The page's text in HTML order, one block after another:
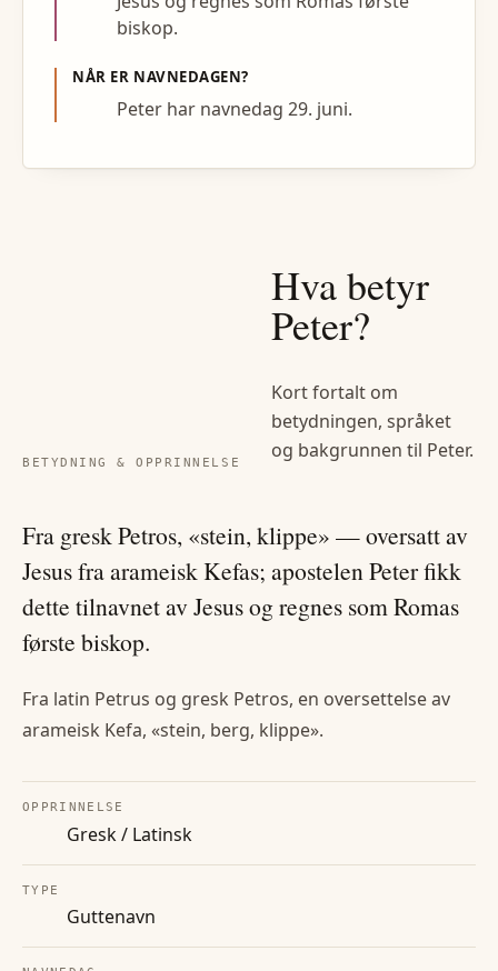
biskop.
NÅR ER NAVNEDAGEN?
Peter har navnedag 29. juni.
BETYDNING & OPPRINNELSE
Hva betyr
Peter?
Kort fortalt om
betydningen, språket
og bakgrunnen til Peter.
Fra gresk Petros, «stein, klippe» — oversatt av
Jesus fra arameisk Kefas; apostelen Peter fikk
dette tilnavnet av Jesus og regnes som Romas
første biskop.
Fra latin Petrus og gresk Petros, en oversettelse av
arameisk Kefa, «stein, berg, klippe».
OPPRINNELSE
Gresk / Latinsk
TYPE
Guttenavn